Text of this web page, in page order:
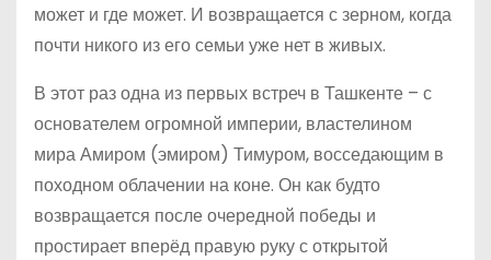
может и где может. И возвращается с зерном, когда
почти никого из его семьи уже нет в живых.
В этот раз одна из первых встреч в Ташкенте – с
основателем огромной империи, властелином
мира Амиром (эмиром) Тимуром, восседающим в
походном облачении на коне. Он как будто
возвращается после очередной победы и
простирает вперёд правую руку с открытой